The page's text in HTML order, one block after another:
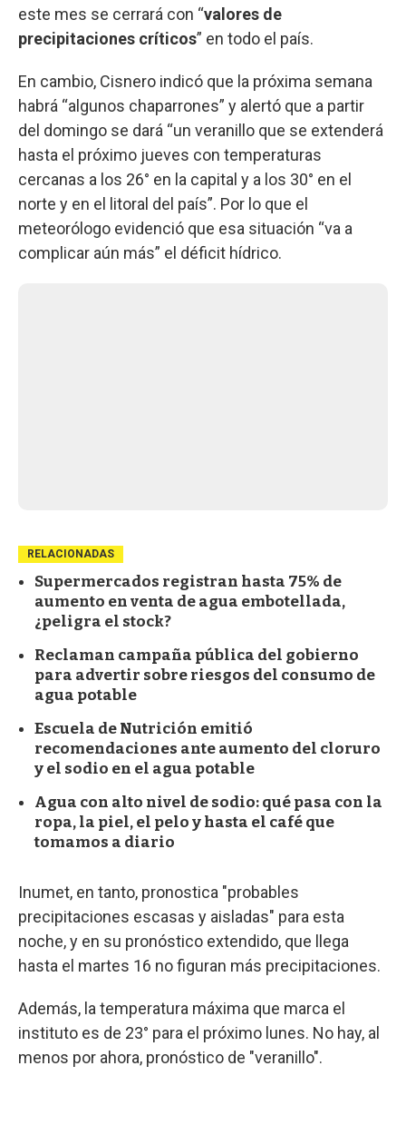
este mes se cerrará con “valores de
precipitaciones críticos” en todo el país.
En cambio, Cisnero indicó que la próxima semana
habrá “algunos chaparrones” y alertó que a partir
del domingo se dará “un veranillo que se extenderá
hasta el próximo jueves con temperaturas
cercanas a los 26° en la capital y a los 30° en el
norte y en el litoral del país”. Por lo que el
meteorólogo evidenció que esa situación “va a
complicar aún más” el déficit hídrico.
RELACIONADAS
Supermercados registran hasta 75% de
aumento en venta de agua embotellada,
¿peligra el stock?
Reclaman campaña pública del gobierno
para advertir sobre riesgos del consumo de
agua potable
Escuela de Nutrición emitió
recomendaciones ante aumento del cloruro
y el sodio en el agua potable
Agua con alto nivel de sodio: qué pasa con la
ropa, la piel, el pelo y hasta el café que
tomamos a diario
Inumet, en tanto, pronostica "probables
precipitaciones escasas y aisladas" para esta
noche, y en su pronóstico extendido, que llega
hasta el martes 16 no figuran más precipitaciones.
Además, la temperatura máxima que marca el
instituto es de 23° para el próximo lunes. No hay, al
menos por ahora, pronóstico de "veranillo".